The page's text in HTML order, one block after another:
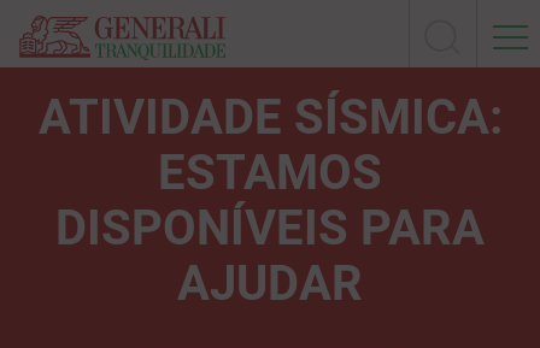
ATIVIDADE SÍSMICA:
ESTAMOS
DISPONÍVEIS PARA
AJUDAR